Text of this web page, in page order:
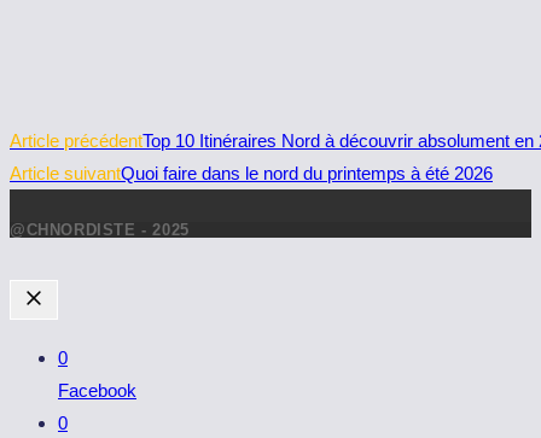
Read
more
Article précédentTop 10 Itinéraires Nord à découvrir absolument en
Article suivantQuoi faire dans le nord du printemps à été 2026
@CHNORDISTE - 2025
0
Facebook
0